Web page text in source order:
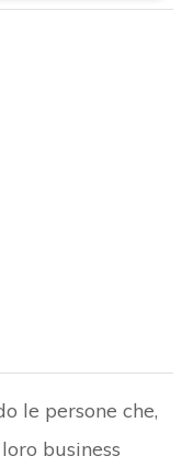
le persone che,
business